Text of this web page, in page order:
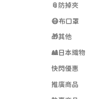
📎防掉夾
😷布口罩
🎁其他
🎎日本織物
快閃優惠
推廣商品